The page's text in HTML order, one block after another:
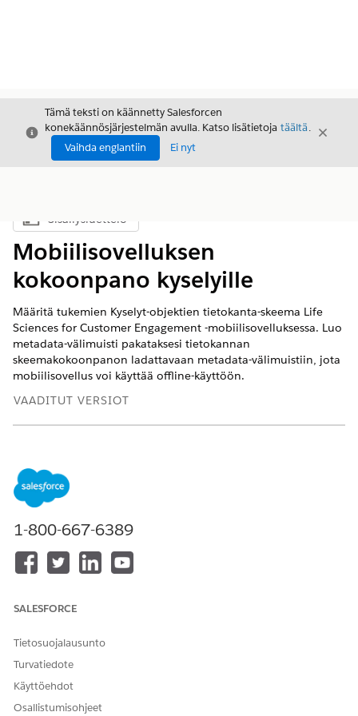
Sulje
Tämä teksti on käännetty Salesforcen
konekäännösjärjestelmän avulla. Katso lisätietoja täältä.
Vaihda englantiin
Ei nyt
Sulje
Näytä sisällysluettelo
Sisällysluettelo
Mobiilisovelluksen
kokoonpano kyselyille
Määritä tukemien Kyselyt-objektien tietokanta-skeema Life
Sciences for Customer Engagement -mobiilisovelluksessa. Luo
metadata-välimuisti pakataksesi tietokannan
skeemakokoonpanon ladattavaan metadata-välimuistiin, jota
mobiilisovellus voi käyttää offline-käyttöön.
VAADITUT VERSIOT
Käytettävissä:
versioissa Life Sciences Cloudilla, Life Sciences Cloud for
Customer Engagement -lisäosalisenssillä ja Life Sciences
Customer Engagement -hallitulla paketilla.
toimimaan mobiilisovelluksessa. Valitse tyypiksi Data.
SurveyQuestion
SurveyQuestionChoice
SurveyQstnResponseOffline
SurveyResponseOffline
1-800-667-6389
SALESFORCE
Tietosuojalausunto
Turvatiedote
Käyttöehdot
Osallistumisohjeet